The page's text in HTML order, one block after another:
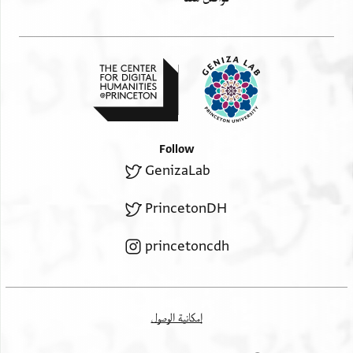
Follow
GenizaLab
PrincetonDH
princetoncdh
إمكانية الوصول